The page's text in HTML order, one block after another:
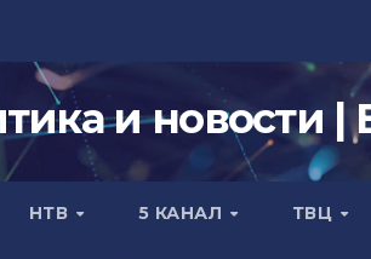
и новости |
НТВ 5 КАНАЛ ТВЦ